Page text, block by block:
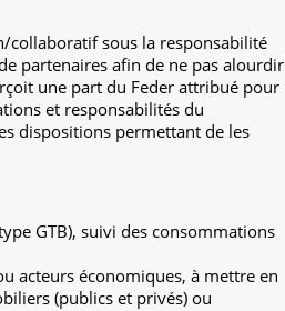
sous la responsabilité
partenaires afin de ne pas alourdir
une part du Feder attribué pour
et responsabilités du
dispositions permettant de les
GTB), suivi des consommations
acteurs économiques, à mettre en
(publics et privés) ou